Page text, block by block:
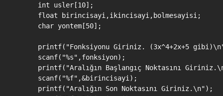
    int usler[10];
    float birincisayi,ikincisayi,bolmesayisi;
    char yontem[50];
printf("Fonksiyonu Giriniz. (3x^4+2x+5
    scanf("%s",fonksiyon);
printf("Aralığın Başlangıç Noktasını
    scanf("%f",&birincisayi);
    printf("Aralığın Son Noktasını Giriniz.\n");